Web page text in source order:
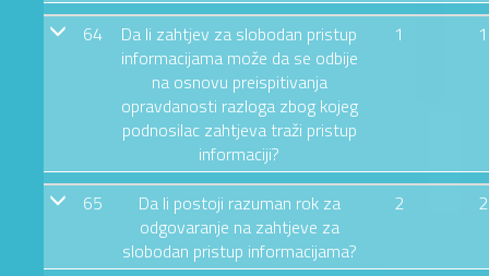
64
Da li zahtjev za slobodan pristup
informacijama može da se odbije
na osnovu preispitivanja
opravdanosti razloga zbog kojeg
podnosilac zahtjeva traži pristup
informaciji?
1 1
65
Da li postoji razuman rok za
odgovaranje na zahtjeve za
slobodan pristup informacijama?
2 2